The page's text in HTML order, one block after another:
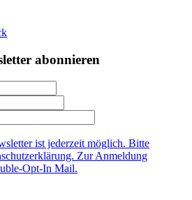
abonnieren
ist jederzeit möglich. Bitte
Zur Anmeldung
Opt-In Mail.